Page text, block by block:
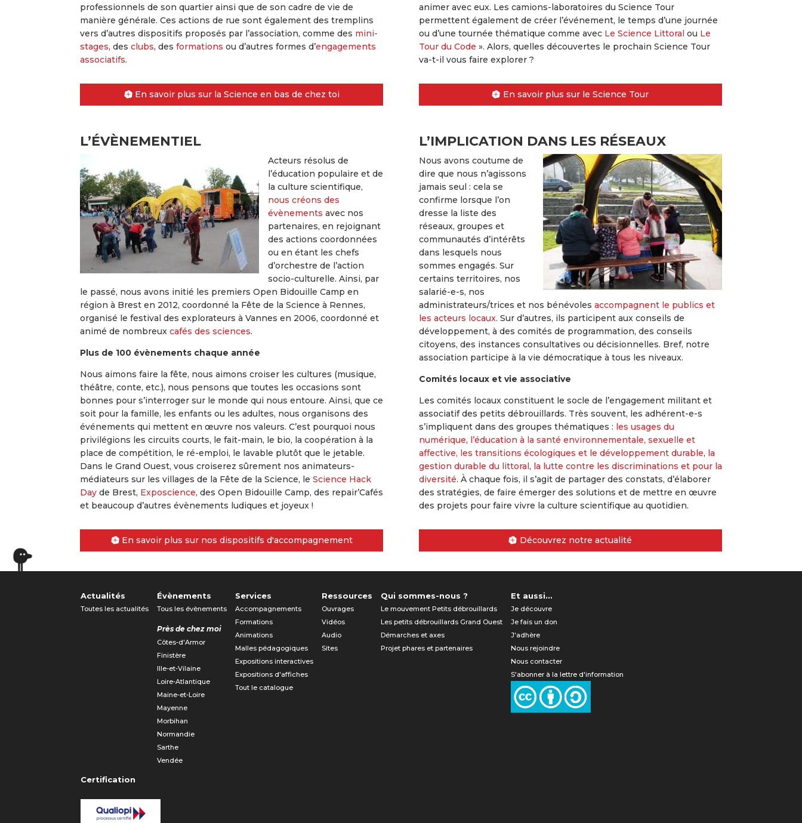
professionnels de son quartier ainsi que de son cadre de vie de
manière générale. Ces actions de rue sont également des tremplins
vers d’autres dispositifs proposés par l’association, comme des mini-
stages, desclubs, desformations ou d’autres formes d’engagements
associatifs.
En savoir plus sur la Science en bas de chez toi
animer avec eux. Les camions-laboratoires du Science Tour
permettent également de créer l’événement, le temps d’une journée
ou d’une tournée thématique comme avec Le Science Littoral ou Le
Tour du Code ». Alors, quelles découvertes le prochain Science Tour
va-t-il vous faire explorer ?
En savoir plus sur le Science Tour
L’ÉVÈNEMENTIEL
Acteurs résolus de
l’éducation populaire et de
la culture scientifique,
nous créons des
évènements avec nos
partenaires, en rejoignant
des actions coordonnées
ou en étant les chefs
d’orchestre de l’action
socio-culturelle. Ainsi, par
le passé, nous avons initié les premiers Open Bidouille Camp en
région à Brest en 2012, coordonné la Fête de la Science à Rennes,
organisé le festival des explorateurs à Vannes en 2006, coordonné et
animé de nombreuxcafés des sciences.
Plus de 100 évènements chaque année
Nous aimons faire la fête, nous aimons croiser les cultures (musique,
théâtre, conte, etc.), nous pensons que toutes les occasions sont
bonnes pour s’interroger sur le monde qui nous entoure. Ainsi, que ce
soit pour la famille, les enfants ou les adultes, nous organisons des
événements qui mettent en œuvre nos valeurs. C’est pourquoi nous
privilégions les circuits courts, le fait-main, le bio, la coopération à la
place de compétition, le ré-emploi, le lavable plutôt que le jetable.
Dans le Grand Ouest, vous croiserez sûrement nos animateurs-
médiateurs sur les villages de la Fête de la Science, leScience Hack
Day de Brest, Exposcience, des Open Bidouille Camp, des repair’Cafés
et beaucoup d’autres évènements ludiques et joyeux !
En savoir plus sur nos dispositifs d'accompagnement
L’IMPLICATION DANS LES RÉSEAUX
Nous avons coutume de
dire que nous n’agissons
jamais seul : cela se
confirme lorsque l’on
dresse la liste des
réseaux, groupes et
communautés d’intérêts
dans lesquels nous
sommes engagés. Sur
certains territoires, nos
salarié-e-s, nos
administrateurs/trices et nos bénévoles accompagnent le publics et
les acteurs locaux. Sur d’autres, ils participent aux conseils de
développement, à des comités de programmation, des conseils
citoyens, des instances consultatives ou décisionnelles. Bref, notre
association participe à la vie démocratique à tous les niveaux.
Comités locaux et vie associative
Les comités locaux constituent le socle de l’engagement militant et
associatif des petits débrouillards. Très souvent, les adhérent-e-s
s’impliquent dans des groupes thématiques : les usages du
numérique, l’éducation à la santé environnementale, sexuelle et
affective, les transitions écologiques et le développement durable, la
gestion durable du littoral, la lutte contre les discriminations et pour la
diversité. À chaque fois, il s’agit de partager des constats, d’élaborer
des stratégies, de faire émerger des solutions et de mettre en œuvre
des projets pour faire vivre la culture scientifique au quotidien.
Découvrez notre actualité
Actualités
Toutes les actualités
Évènements
Tous les évènements
Près de chez moi
Côtes-d'Armor
Finistère
Ille-et-Vilaine
Loire-Atlantique
Maine-et-Loire
Mayenne
Morbihan
Normandie
Sarthe
Vendée
Services
Accompagnements
Formations
Animations
Malles pédagogiques
Expositions interactives
Expositions d'affiches
Tout le catalogue
Ressources
Ouvrages
Vidéos
Audio
Sites
Qui sommes-nous ?
Le mouvement Petits débrouillards
Les petits débrouillards Grand Ouest
Démarches et axes
Projet phares et partenaires
Et aussi...
Je découvre
Je fais un don
J'adhère
Nous rejoindre
Nous contacter
S'abonner à la lettre d'information
Certification